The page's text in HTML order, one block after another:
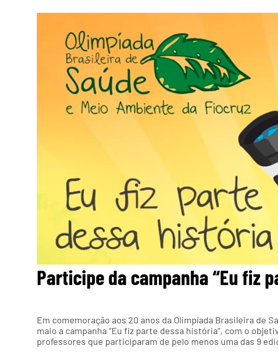
Participe da campanha “Eu fiz
Em comemoração aos 20 anos da Olimpíada Brasileira de
maio a campanha “Eu fiz parte dessa história”, com o
professores que participaram de pelo menos uma das 9